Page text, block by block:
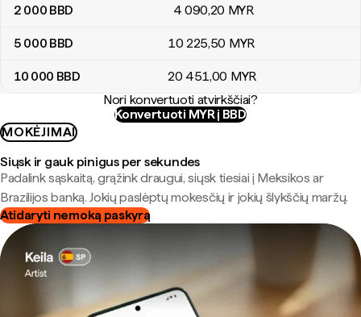
2 000 BBD 4 090,20 MYR
5 000 BBD 10 225,50 MYR
10 000 BBD 20 451,00 MYR
Nori konvertuoti atvirkščiai?
Konvertuoti MYR į BBD
MOKĖJIMAI
Siųsk ir gauk pinigus per sekundes
Padalink sąskaitą, grąžink draugui, siųsk tiesiai į Meksikos ar
Brazilijos banką. Jokių paslėptų mokesčių ir jokių šlykščių maržų.
Atidaryti nemoką paskyrą